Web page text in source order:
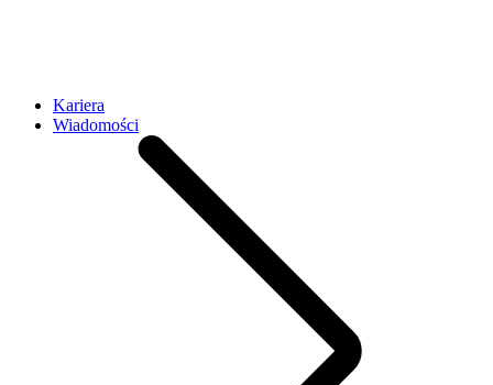
Kariera
Wiadomości